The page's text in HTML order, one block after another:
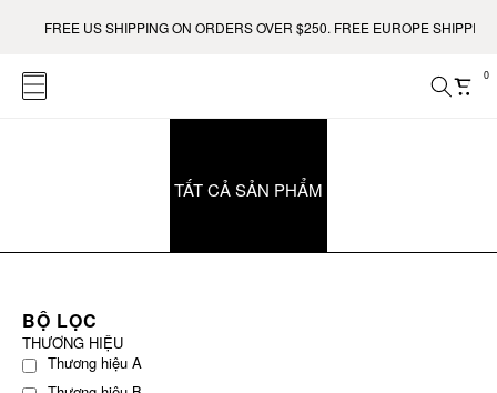
FREE US SHIPPING ON ORDERS OVER $250. FREE EUROPE SHIPPING
0
TẤT CẢ SẢN PHẨM
BỘ LỌC
THƯƠNG HIỆU
Thương hiệu A